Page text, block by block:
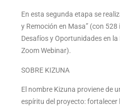
En esta segunda etapa se
y Remoción en Masa” (con
Desafíos y Oportunidades en
Zoom Webinar).
SOBRE KIZUNA
El nombre Kizuna proviene de
espíritu del proyecto: